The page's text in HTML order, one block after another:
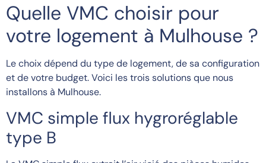
Quelle VMC choisir pour
votre logement à Mulhouse ?
Le choix dépend du type de logement, de sa configuration
et de votre budget. Voici les trois solutions que nous
installons à Mulhouse.
VMC simple flux hygroréglable
type B